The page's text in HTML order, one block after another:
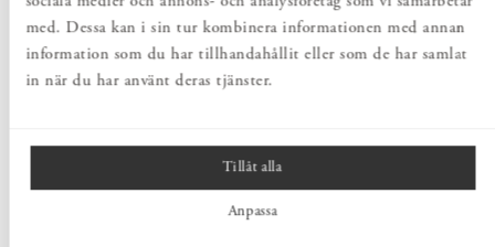
med. Dessa kan i sin tur kombinera informationen med annan
information som du har tillhandahållit eller som de har samlat
in när du har använt deras tjänster.
Tillåt alla
Anpassa